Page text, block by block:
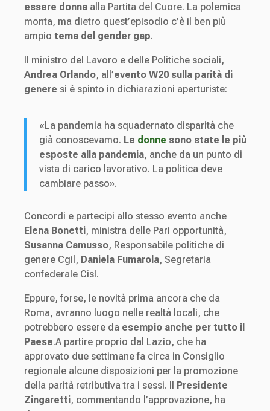
essere donna alla Partita del Cuore. La polemica
monta, ma dietro quest’episodio c’è il ben più
ampio tema del gender gap.
Il ministro del Lavoro e delle Politiche sociali,
Andrea Orlando, all’evento W20 sulla parità di
genere si è spinto in dichiarazioni aperturiste:
«La pandemia ha squadernato disparità che
già conoscevamo. Le donne sono state le più
esposte alla pandemia, anche da un punto di
vista di carico lavorativo. La politica deve
cambiare passo».
Concordi e partecipi allo stesso evento anche
Elena Bonetti, ministra delle Pari opportunità,
Susanna Camusso, Responsabile politiche di
genere Cgil, Daniela Fumarola, Segretaria
confederale Cisl.
Eppure, forse, le novità prima ancora che da
Roma, avranno luogo nelle realtà locali, che
potrebbero essere da esempio anche per tutto il
Paese.A partire proprio dal Lazio, che ha
approvato due settimane fa circa in Consiglio
regionale alcune disposizioni per la promozione
della parità retributiva tra i sessi. Il Presidente
Zingaretti, commentando l’approvazione, ha